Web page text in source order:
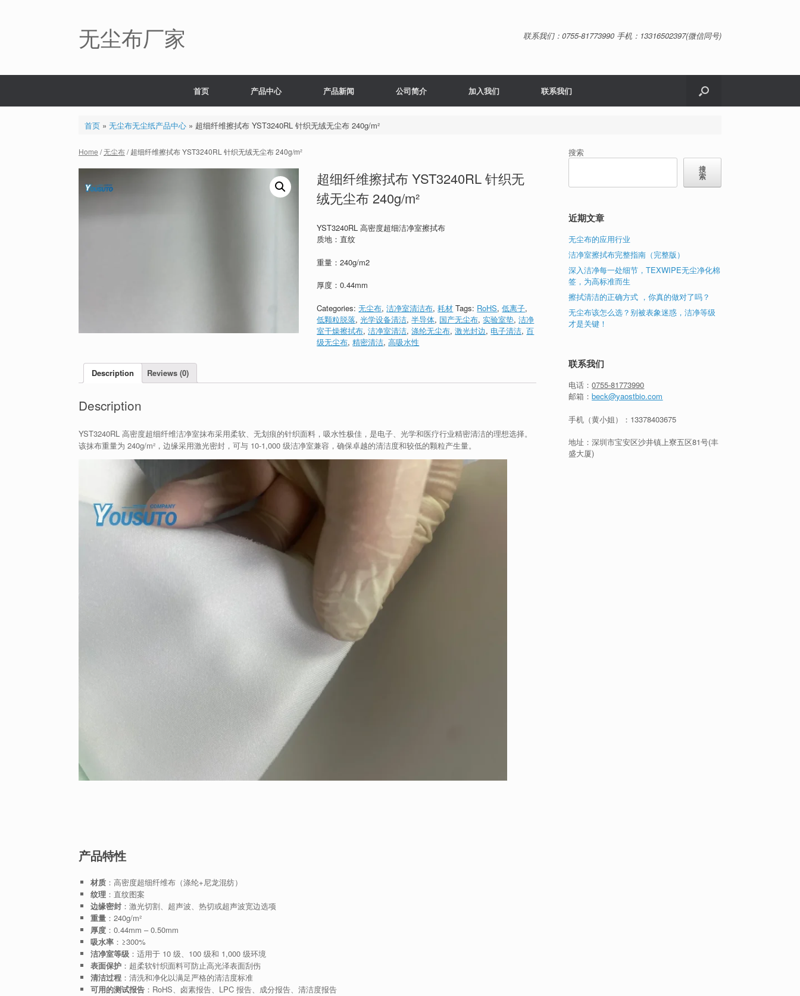
无尘布厂家 联系我们：0755-81773990 手机：13316502397(微信同号)
首页 产品中心 产品新闻 公司简介 加入我们 联系我们
首页» 无尘布无尘纸产品中心» 超细纤维擦拭布 YST3240RL 针织无绒无尘布 240g/m²
Home /无尘布/ 超细纤维擦拭布 YST3240RL 针织无绒无尘布 240g/m²
超细纤维擦拭布 YST3240RL 针织无
绒无尘布 240g/m²
YST3240RL 高密度超细洁净室擦拭布
质地：直纹
重量：240g/m2
厚度：0.44mm
Categories:无尘布,洁净室清洁布,耗材 Tags: RoHS,低离子,
低颗粒脱落,光学设备清洁,半导体, 国产无尘布,实验室垫,洁净
室干燥擦拭布,洁净室清洁,涤纶无尘布,激光封边, 电子清洁,百
级无尘布,精密清洁,高吸水性
Description Reviews (0)
Description
YST3240RL 高密度超细纤维洁净室抹布采用柔软、无划痕的针织面料，吸水性极佳，是电子、光学和医疗行业精密清洁的理想选择。
该抹布重量为 240g/m²，边缘采用激光密封，可与 10-1,000 级洁净室兼容，确保卓越的清洁度和较低的颗粒产生量。
产品特性
材质：高密度超细纤维布（涤纶+尼龙混纺）
纹理：直纹图案
边缘密封：激光切割、超声波、热切或超声波宽边选项
重量：240g/m²
厚度：0.44mm – 0.50mm
吸水率：≥300%
洁净室等级：适用于 10 级、100 级和 1,000 级环境
表面保护：超柔软针织面料可防止高光泽表面刮伤
清洁过程：清洗和净化以满足严格的清洁度标准
可用的测试报告：RoHS、卤素报告、LPC 报告、成分报告、清洁度报告
搜索
搜
索
近期文章
无尘布的应用行业
洁净室擦拭布完整指南（完整版）
深入洁净每一处细节，TEXWIPE无尘净化棉
签，为高标准而生
擦拭清洁的正确方式 ，你真的做对了吗？
无尘布该怎么选？别被表象迷惑，洁净等级
才是关键！
联系我们
电话：0755-81773990
邮箱：beck@yaostbio.com
手机（黄小姐）： 13378403675
地址：深圳市宝安区沙井镇上寮五区81号(丰
盛大厦)